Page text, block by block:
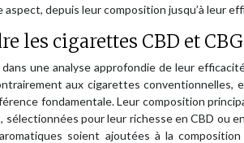
aspect, depuis leur composition jusqu’à leur
les cigarettes CBD et CBG
une analyse approfondie de leur
aux cigarettes conventionnelles,
fondamentale. Leur composition
sélectionnées pour leur richesse en CBD ou
soient ajoutées à la